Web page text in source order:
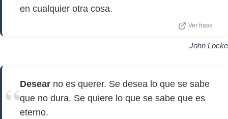
en cualquier otra cosa.
Ver frase
John Locke
Desear no es querer. Se desea lo que se sabe
que no dura. Se quiere lo que se sabe que es
eterno.